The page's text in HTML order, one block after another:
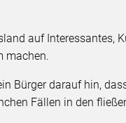
auf Interessantes,
machen.
Bürger darauf hin,
Fällen in den